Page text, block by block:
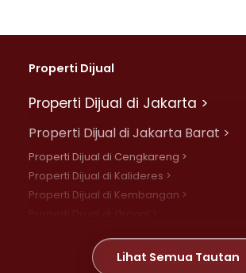
Properti Dijual
Properti Dijual di Jakarta >
Properti Dijual di Jakarta Barat >
Properti Dijual di Cengkareng >
Properti Dijual di Kalideres >
Properti Dijual di Kembangan >
Properti Dijual di Meruya >Lihat Semua Tautan